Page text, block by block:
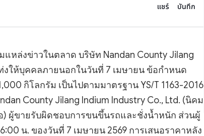
แชร์ บันทึก
หล่งข่าวในตลาด บริษัท Nandan County Jilang
งให้บุคคลภายนอกในวันที่ 7 เมษายน ข้อกำหนด
กิโลกรัม เป็นไปตามมาตรฐาน YS/T 1163-2016
County Jilang Indium Industry Co., Ltd. (นิคม
) ผู้ขายรับผิดชอบการขนขึ้นรถและชั่งน้ำหนัก ส่วนผู้
น. ของวันที่ 7 เมษายน 2569 การเสนอราคาหลัง